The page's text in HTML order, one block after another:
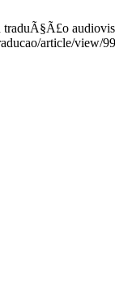
article/view/